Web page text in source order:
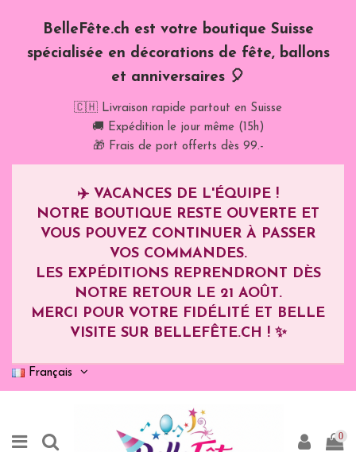
BelleFête.ch est votre boutique Suisse
spécialisée en décorations de fête, ballons
et anniversaires 🎈
🇨🇭 Livraison rapide partout en Suisse
🚚 Expédition le jour même (15h)
🎁 Frais de port offerts dès 99.-
✈️ VACANCES DE L'ÉQUIPE !
NOTRE BOUTIQUE RESTE OUVERTE ET
VOUS POUVEZ CONTINUER À PASSER
VOS COMMANDES.
LES EXPÉDITIONS REPRENDRONT DÈS
NOTRE RETOUR LE 21 AOÛT.
MERCI POUR VOTRE FIDÉLITÉ ET BELLE
VISITE SUR BELLEFÊTE.CH ! ✨
Français
0